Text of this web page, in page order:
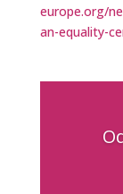
europe.org/
an-equality-